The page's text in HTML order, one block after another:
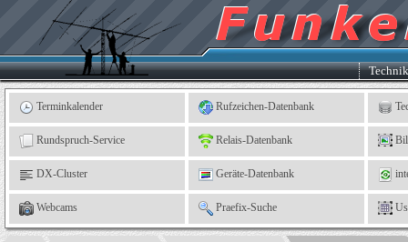
Kleingartenverein
e.
V.,
Leinefelde
Terminkalender Rufzeichen-Datenbank
Rundspruch-Service Relais-Datenbank
DX-Cluster Geräte-Datenbank
Webcams Praefix-Suche